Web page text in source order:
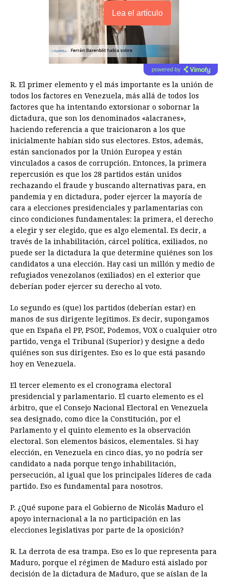
Lea el artículo
powered by
R. El primer elemento y el más importante es la unión de
todos los factores en Venezuela, más allá de todos los
factores que ha intentando extorsionar o sobornar la
dictadura, que son los denominados «alacranes»,
haciendo referencia a que traicionaron a los que
inicialmente habían sido sus electores. Estos, además,
están sancionados por la Unión Europea y están
vinculados a casos de corrupción. Entonces, la primera
repercusión es que los 28 partidos están unidos
rechazando el fraude y buscando alternativas para, en
pandemia y en dictadura, poder ejercer la mayoría de
cara a elecciones presidenciales y parlamentarias con
cinco condiciones fundamentales: la primera, el derecho
a elegir y ser elegido, que es algo elemental. Es decir, a
través de la inhabilitación, cárcel política, exiliados, no
puede ser la dictadura la que determine quiénes son los
candidatos a una elección. Hay casi un millón y medio de
refugiados venezolanos (exiliados) en el exterior que
deberían poder ejercer su derecho al voto.
Lo segundo es (que) los partidos (deberían estar) en
manos de sus dirigente legítimos. Es decir, supongamos
que en España el PP, PSOE, Podemos, VOX o cualquier otro
partido, venga el Tribunal (Superior) y designe a dedo
quiénes son sus dirigentes. Eso es lo que está pasando
hoy en Venezuela.
El tercer elemento es el cronograma electoral
presidencial y parlamentario. El cuarto elemento es el
árbitro, que el Consejo Nacional Electoral en Venezuela
sea designado, como dice la Constitución, por el
Parlamento y el quinto elemento es la observación
electoral. Son elementos básicos, elementales. Si hay
elección, en Venezuela en cinco días, yo no podría ser
candidato a nada porque tengo inhabilitación,
persecución, al igual que los principales líderes de cada
partido. Eso es fundamental para nosotros.
P. ¿Qué supone para el Gobierno de Nicolás Maduro el
apoyo internacional a la no participación en las
elecciones legislativas por parte de la oposición?
R. La derrota de esa trampa. Eso es lo que representa para
Maduro, porque el régimen de Maduro está aislado por
decisión de la dictadura de Maduro, que se aíslan de la